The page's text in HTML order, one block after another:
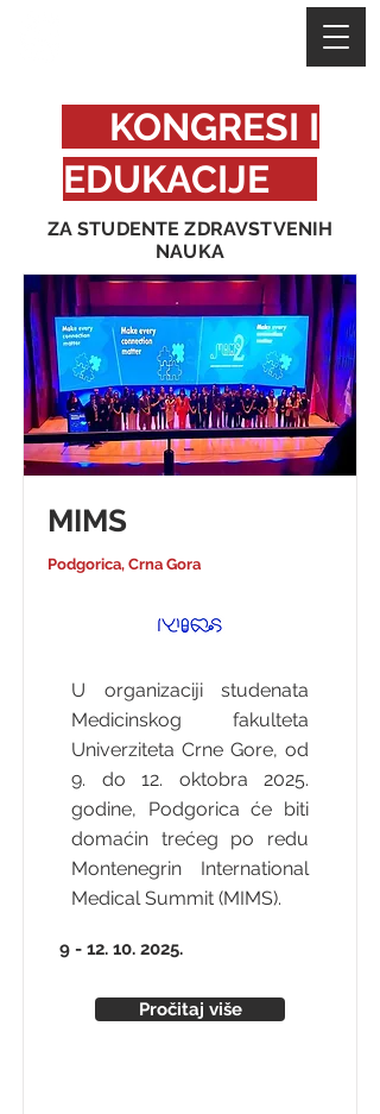
KONGRESI I
EDUKACIJE
ZA STUDENTE ZDRAVSTVENIH
NAUKA
MIMS
Podgorica, Crna Gora
U organizaciji studenata
Medicinskog fakulteta
Univerziteta Crne Gore, od
9. do 12. oktobra 2025.
godine, Podgorica će biti
domaćin trećeg po redu
Montenegrin International
Medical Summit (MIMS).
9 - 12. 10. 2025.
Pročitaj više